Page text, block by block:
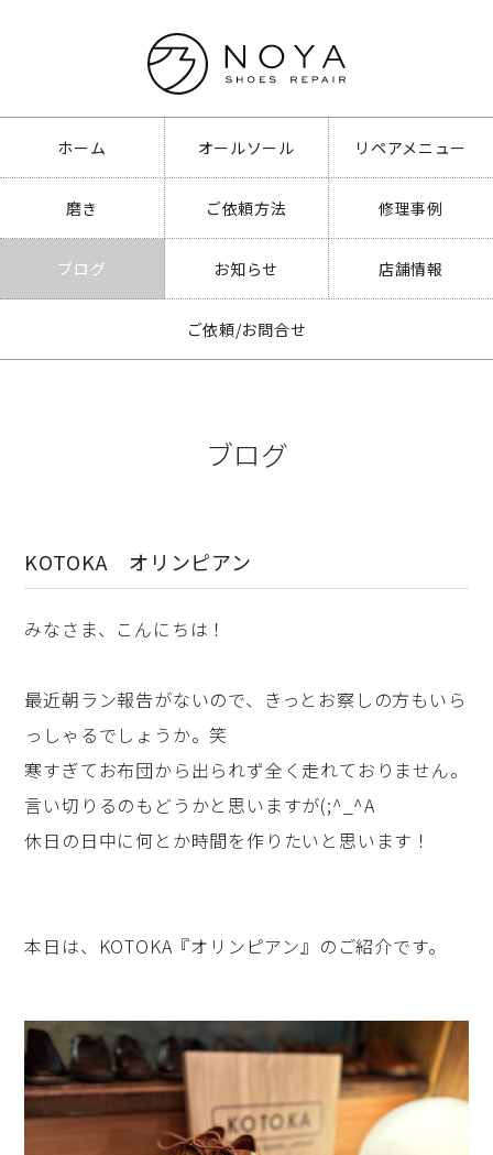
ホーム オールソール リペアメニュー
磨き ご依頼方法 修理事例
ブログ お知らせ 店舗情報
ご依頼/お問合せ
ブログ
KOTOKA オリンピアン
みなさま、こんにちは！
最近朝ラン報告がないので、きっとお察しの方もいら
っしゃるでしょうか。笑
寒すぎてお布団から出られず全く走れておりません。
言い切りるのもどうかと思いますが(;^_^A
休日の日中に何とか時間を作りたいと思います！
本日は、KOTOKA『オリンピアン』のご紹介です。